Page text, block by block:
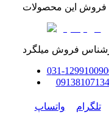
فروش این محصولات
فروش میلگرد
-
031
09138107134
تلگرام واتساپ